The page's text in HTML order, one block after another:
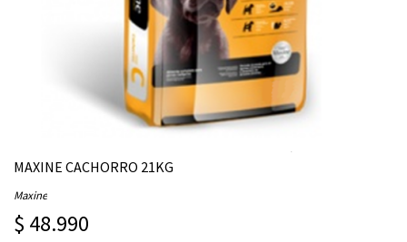
MAXINE CACHORRO 21KG
Maxine
$ 48.990